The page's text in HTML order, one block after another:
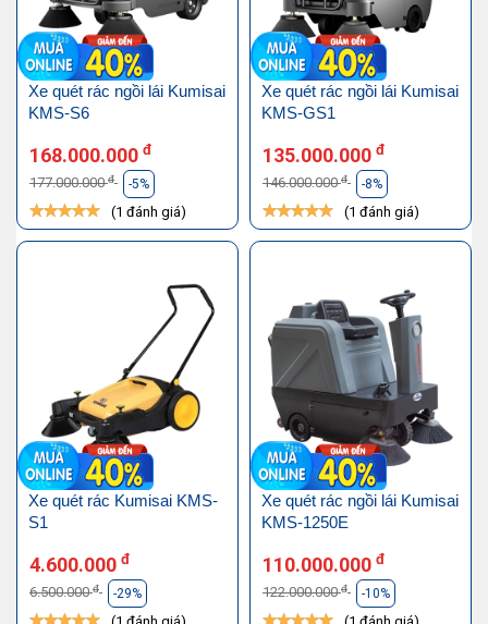
Xe quét rác ngồi lái Kumisai
KMS-S6
168.000.000 đ
177.000.000đ -5%
(1 đánh giá)
Xe quét rác ngồi lái Kumisai
KMS-GS1
135.000.000 đ
146.000.000đ -8%
(1 đánh giá)
Xe quét rác Kumisai KMS-
S1
4.600.000 đ
6.500.000đ -29%
Xe quét rác ngồi lái Kumisai
KMS-1250E
110.000.000 đ
122.000.000đ -10%